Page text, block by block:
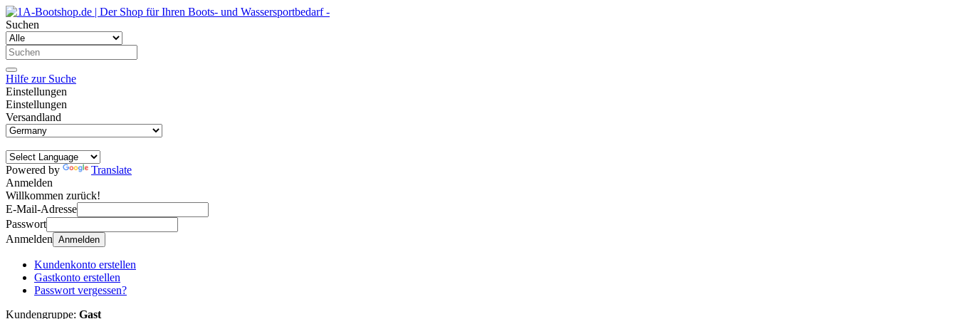
Suchen
Hilfe zur Suche
Einstellungen
Einstellungen
Versandland
Powered by
Translate
Anmelden
Willkommen zurück!
E-Mail-Adresse
Passwort
Anmelden Anmelden
Kundenkonto erstellen
Gastkonto erstellen
Passwort vergessen?
Kundengruppe: Gast